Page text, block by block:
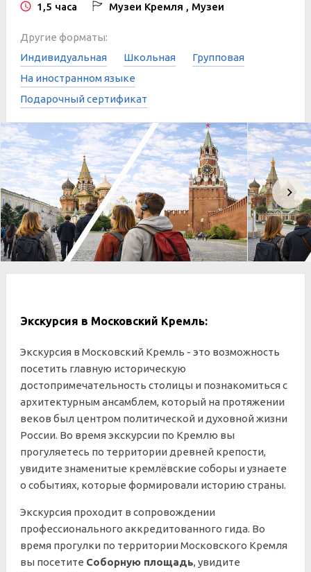
1,5 часа Музеи Кремля , Музеи
Другие форматы:
Индивидуальная
Школьная
Групповая
На иностранном языке
Подарочный сертификат
Экскурсия в Московский Кремль:
Экскурсия в Московский Кремль - это возможность
посетить главную историческую
достопримечательность столицы и познакомиться с
архитектурным ансамблем, который на протяжении
веков был центром политической и духовной жизни
России. Во время экскурсии по Кремлю вы
прогуляетесь по территории древней крепости,
увидите знаменитые кремлёвские соборы и узнаете
о событиях, которые формировали историю страны.
Экскурсия проходит в сопровождении
профессионального аккредитованного гида. Во
время прогулки по территории Московского Кремля
вы посетите Соборную площадь, увидите